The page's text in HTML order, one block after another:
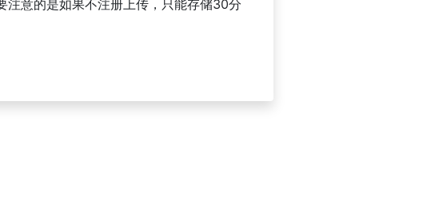
意的是如果不注册上传，只能存储30分